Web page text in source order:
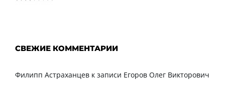
СВЕЖИЕ КОММЕНТАРИИ
Филипп Астраханцев к записи Егоров Олег Викторович